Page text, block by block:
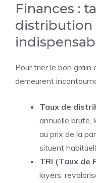
Finances :
distribution
Pour trier le bon grain
demeurent
Taux de
annuelle brute,
au prix de la
situent
TRI (Taux de
loyers,